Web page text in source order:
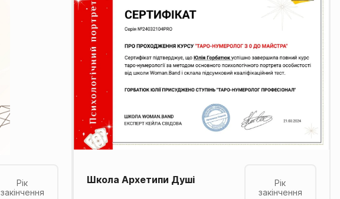
Рік
закінчення
Школа Архетипи Душі
Рік
закінчення